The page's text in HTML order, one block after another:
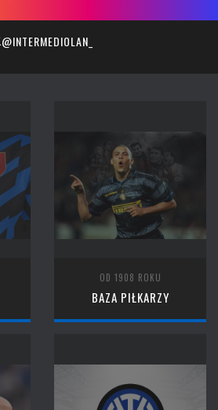
@INTERMEDIOLAN_
OD 1908 ROKU
BAZA PIŁKARZY